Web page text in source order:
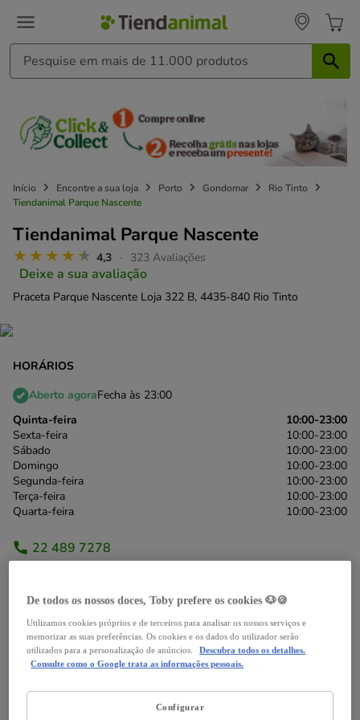
Início Encontre a sua loja Porto Gondomar
Rio Tinto
Tiendanimal Parque Nascente
Tiendanimal Parque Nascente
4,3 323 Avaliações
Deixe a sua avaliação
Praceta Parque Nascente Loja 322 B, 4435-840 Rio Tinto
HORÁRIOS
Aberto agoraFecha às 23:00
Quinta-feira
10:00-23:00
Sexta-feira
10:00-23:00
Sábado
10:00-23:00
Domingo
10:00-23:00
Segunda-feira
10:00-23:00
Terça-feira
10:00-23:00
Quarta-feira
10:00-23:00
22 489 7278
Itinerário
Serviços Notícias Avaliações
De todos os nossos doces, Toby prefere os cookies 🐶🍪
Utilizamos cookies próprios e de terceiros para analisar os nossos serviços e
memorizar as suas preferências. Os cookies e os dados do utilizador serão
utilizados para a personalização de anúncios.
Descubra todos os detalhes.
Consulte como o Google trata as informações pessoais.
Configurar